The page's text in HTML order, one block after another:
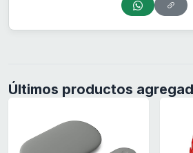
Últimos productos